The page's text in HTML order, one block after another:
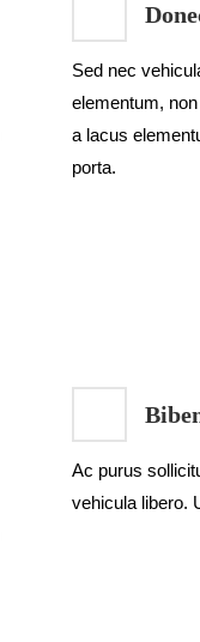
Sed nec
elementum,
a lacus
porta.
Ac purus
vehicula libero.